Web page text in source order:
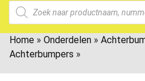
Home » Onderdelen »
Achterbumpers »